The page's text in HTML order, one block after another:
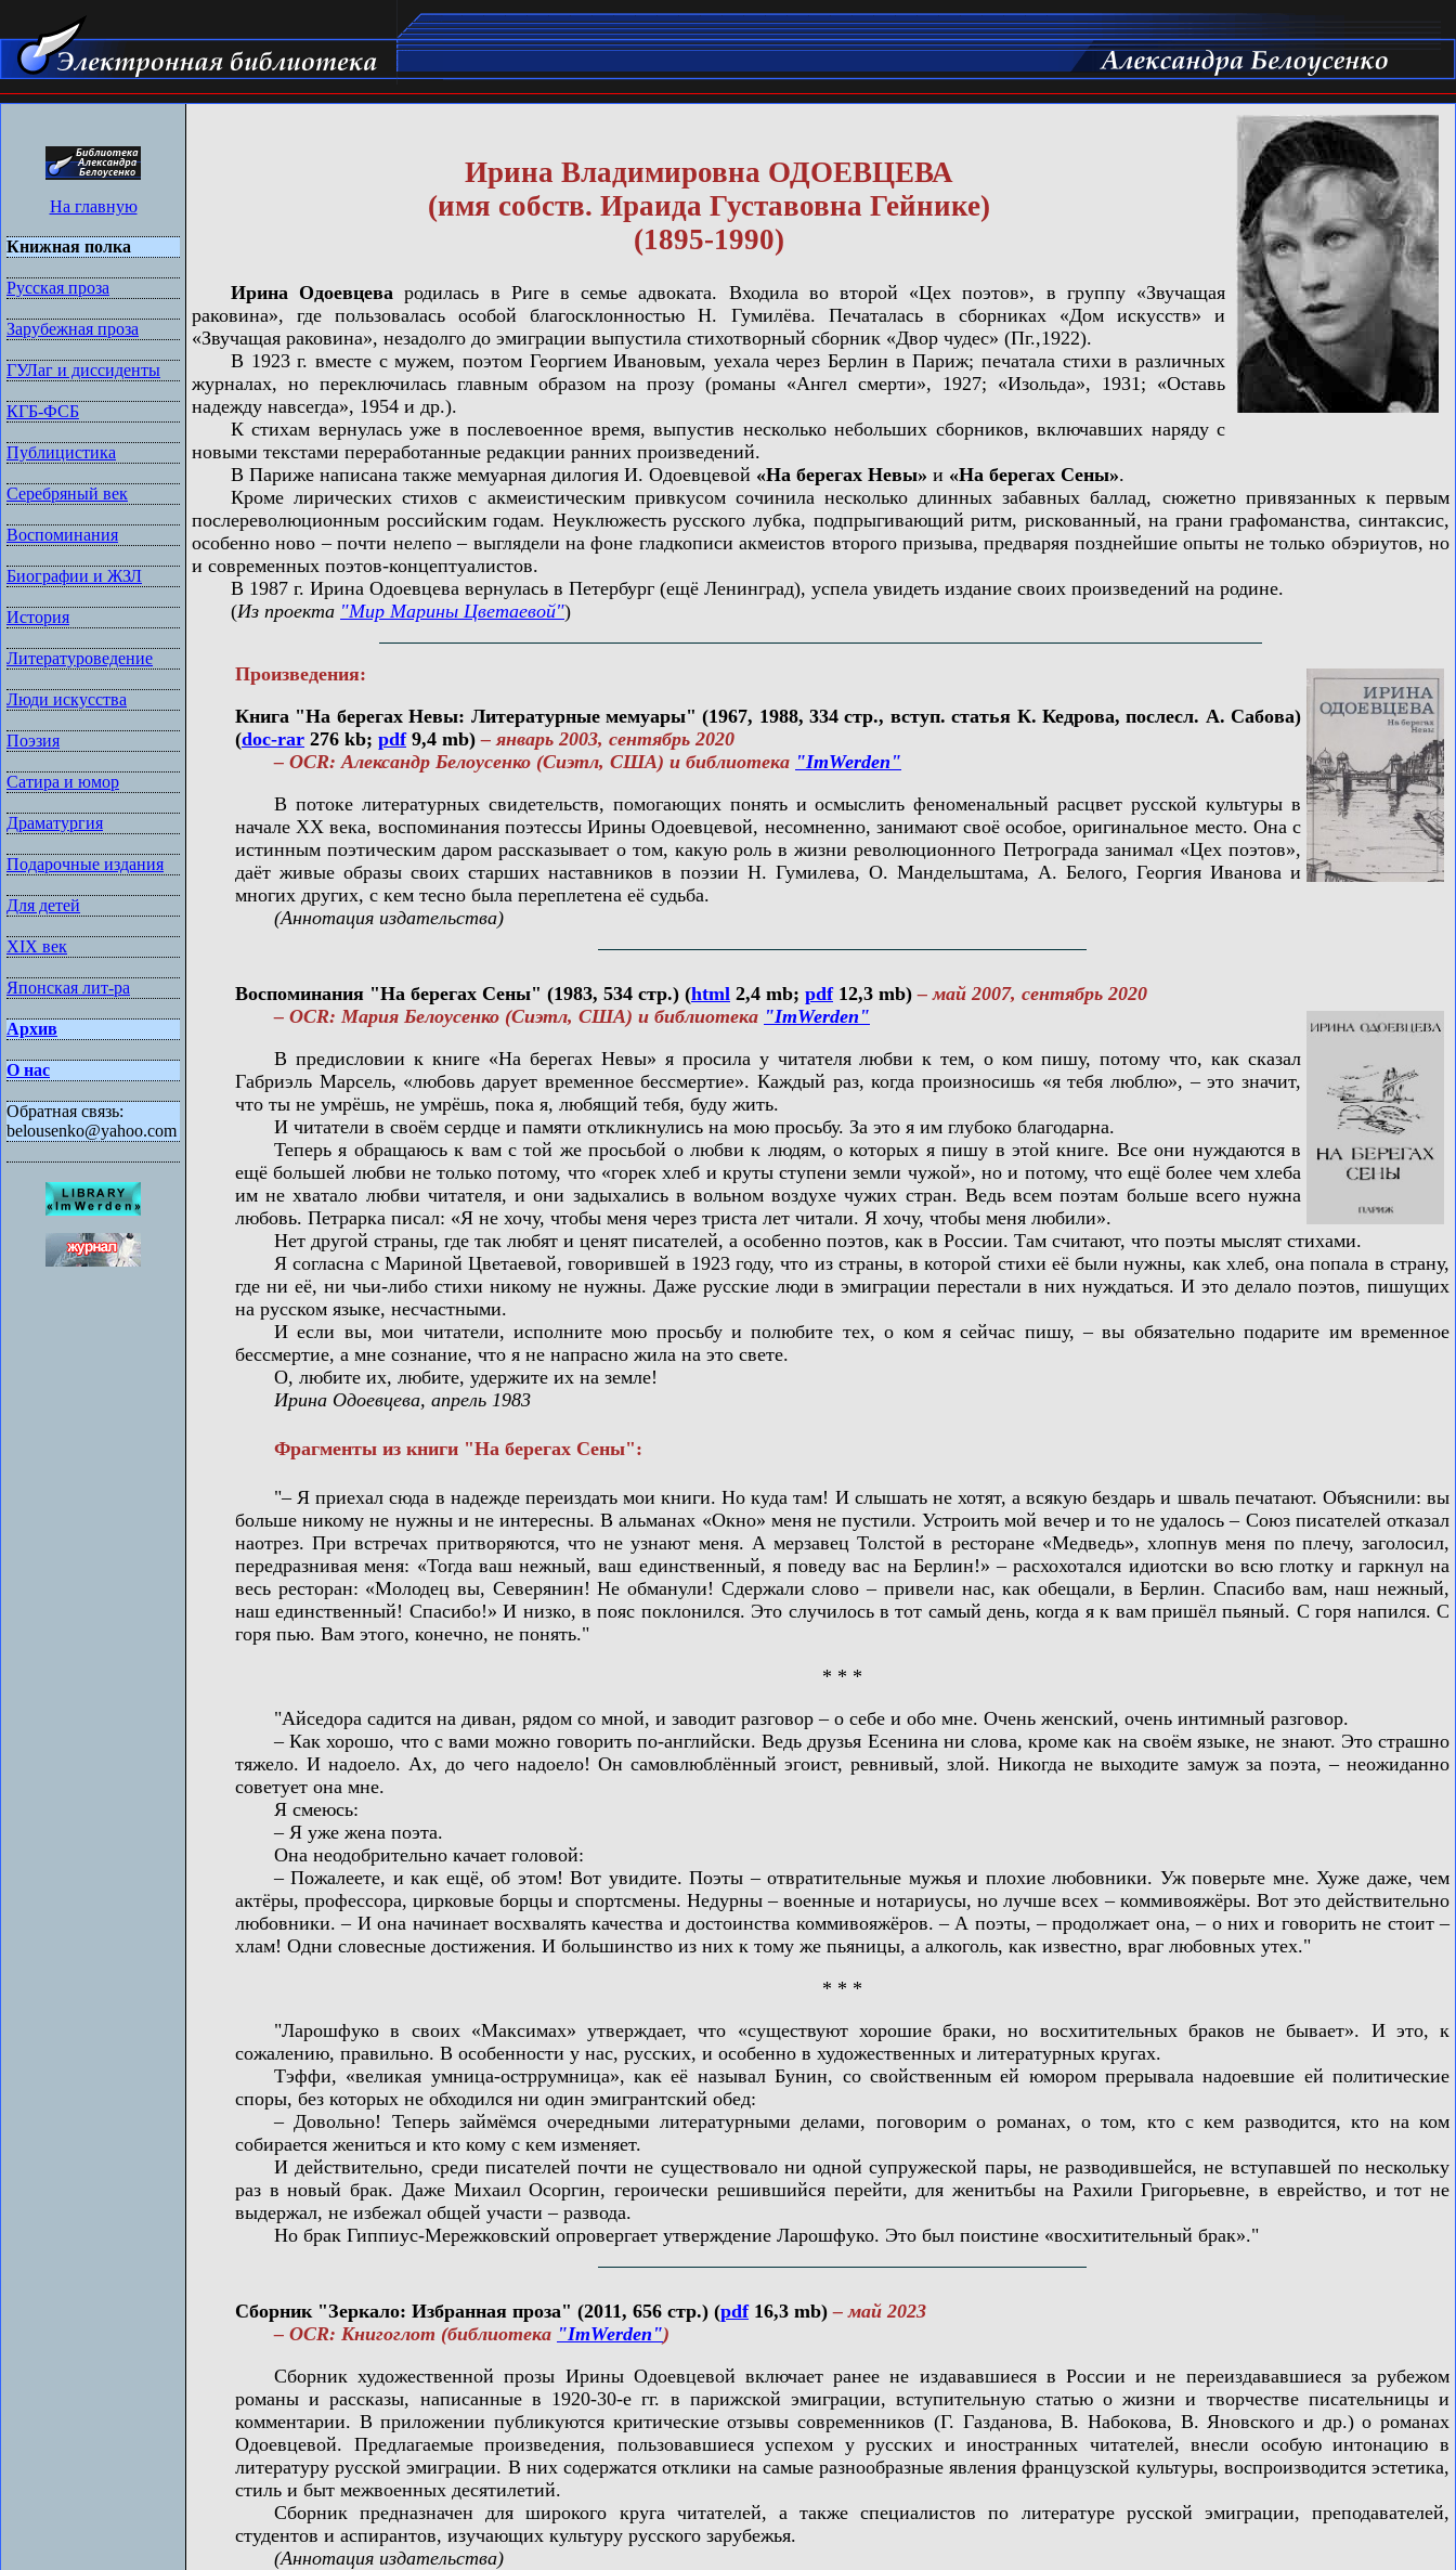
На главную
Книжная полка
Русская проза
Зарубежная проза
ГУЛаг и диссиденты
КГБ-ФСБ
Публицистика
Серебряный век
Воспоминания
Биографии и ЖЗЛ
История
Литературоведение
Люди искусства
Поэзия
Сатира и юмор
Драматургия
Подарочные издания
Для детей
XIX век
Японская лит-ра
Архив
О нас
Обратная связь:
belousenko@yahoo.com
Ирина Владимировна ОДОЕВЦЕВА
(имя собств. Ираида Густавовна Гейнике)
(1895-1990)
Ирина Одоевцева родилась в Риге в семье адвоката. Входила во второй «Цех поэтов», в группу «Звучащая
раковина», где пользовалась особой благосклонностью Н. Гумилёва. Печаталась в сборниках «Дом искусств» и
«Звучащая раковина», незадолго до эмиграции выпустила стихотворный сборник «Двор чудес» (Пг.,1922).
В 1923 г. вместе с мужем, поэтом Георгием Ивановым, уехала через Берлин в Париж; печатала стихи в различных
журналах, но переключилась главным образом на прозу (романы «Ангел смерти», 1927; «Изольда», 1931; «Оставь
надежду навсегда», 1954 и др.).
К стихам вернулась уже в послевоенное время, выпустив несколько небольших сборников, включавших наряду с
новыми текстами переработанные редакции ранних произведений.
В Париже написана также мемуарная дилогия И. Одоевцевой «На берегах Невы» и «На берегах Сены».
Кроме лирических стихов с акмеистическим привкусом сочинила несколько длинных забавных баллад, сюжетно привязанных к первым
послереволюционным российским годам. Неуклюжесть русского лубка, подпрыгивающий ритм, рискованный, на грани графоманства, синтаксис,
особенно ново – почти нелепо – выглядели на фоне гладкописи акмеистов второго призыва, предваряя позднейшие опыты не только обэриутов, но
и современных поэтов-концептуалистов.
В 1987 г. Ирина Одоевцева вернулась в Петербург (ещё Ленинград), успела увидеть издание своих произведений на родине.
(Из проекта "Мир Марины Цветаевой")
Произведения:
Книга "На берегах Невы: Литературные мемуары" (1967, 1988, 334 стр., вступ. статья К. Кедрова, послесл. А. Сабова)
(doc-rar 276 kb; pdf9,4 mb)– январь 2003, сентябрь 2020
– OCR: Александр Белоусенко (Сиэтл, США) и библиотека "ImWerden"
В потоке литературных свидетельств, помогающих понять и осмыслить феноменальный расцвет русской культуры в
начале XX века, воспоминания поэтессы Ирины Одоевцевой, несомненно, занимают своё особое, оригинальное место. Она с
истинным поэтическим даром рассказывает о том, какую роль в жизни революционного Петрограда занимал «Цех поэтов»,
даёт живые образы своих старших наставников в поэзии Н. Гумилева, О. Мандельштама, А. Белого, Георгия Иванова и
многих других, с кем тесно была переплетена её судьба.
(Аннотация издательства)
Воспоминания "На берегах Сены" (1983, 534 стр.) (html 2,4 mb; pdf12,3 mb) – май 2007, сентябрь 2020
– OCR: Мария Белоусенко (Сиэтл, США) и библиотека "ImWerden"
В предисловии к книге «На берегах Невы» я просила у читателя любви к тем, о ком пишу, потому что, как сказал
Габриэль Марсель, «любовь дарует временное бессмертие». Каждый раз, когда произносишь «я тебя люблю», – это значит,
что ты не умрёшь, не умрёшь, пока я, любящий тебя, буду жить.
И читатели в своём сердце и памяти откликнулись на мою просьбу. За это я им глубоко благодарна.
Теперь я обращаюсь к вам с той же просьбой о любви к людям, о которых я пишу в этой книге. Все они нуждаются в
ещё большей любви не только потому, что «горек хлеб и круты ступени земли чужой», но и потому, что ещё более чем хлеба
им не хватало любви читателя, и они задыхались в вольном воздухе чужих стран. Ведь всем поэтам больше всего нужна
любовь. Петрарка писал: «Я не хочу, чтобы меня через триста лет читали. Я хочу, чтобы меня любили».
Нет другой страны, где так любят и ценят писателей, а особенно поэтов, как в России. Там считают, что поэты мыслят стихами.
Я согласна с Мариной Цветаевой, говорившей в 1923 году, что из страны, в которой стихи её были нужны, как хлеб, она попала в страну,
где ни её, ни чьи-либо стихи никому не нужны. Даже русские люди в эмиграции перестали в них нуждаться. И это делало поэтов, пишущих
на русском языке, несчастными.
И если вы, мои читатели, исполните мою просьбу и полюбите тех, о ком я сейчас пишу, – вы обязательно подарите им временное
бессмертие, а мне сознание, что я не напрасно жила на это свете.
О, любите их, любите, удержите их на земле!
Ирина Одоевцева, апрель 1983
Фрагменты из книги "На берегах Сены":
"– Я приехал сюда в надежде переиздать мои книги. Но куда там! И слышать не хотят, а всякую бездарь и шваль печатают. Объяснили: вы
больше никому не нужны и не интересны. В альманах «Окно» меня не пустили. Устроить мой вечер и то не удалось – Союз писателей отказал
наотрез. При встречах притворяются, что не узнают меня. А мерзавец Толстой в ресторане «Медведь», хлопнув меня по плечу, заголосил,
передразнивая меня: «Тогда ваш нежный, ваш единственный, я поведу вас на Берлин!» – расхохотался идиотски во всю глотку и гаркнул на
весь ресторан: «Молодец вы, Северянин! Не обманули! Сдержали слово – привели нас, как обещали, в Берлин. Спасибо вам, наш нежный,
наш единственный! Спасибо!» И низко, в пояс поклонился. Это случилось в тот самый день, когда я к вам пришёл пьяный. С горя напился. С
горя пью. Вам этого, конечно, не понять."
* * *
"Айседора садится на диван, рядом со мной, и заводит разговор – о себе и обо мне. Очень женский, очень интимный разговор.
– Как хорошо, что с вами можно говорить по-английски. Ведь друзья Есенина ни слова, кроме как на своём языке, не знают. Это страшно
тяжело. И надоело. Ах, до чего надоело! Он самовлюблённый эгоист, ревнивый, злой. Никогда не выходите замуж за поэта, – неожиданно
советует она мне.
Я смеюсь:
– Я уже жена поэта.
Она неодобрительно качает головой:
– Пожалеете, и как ещё, об этом! Вот увидите. Поэты – отвратительные мужья и плохие любовники. Уж поверьте мне. Хуже даже, чем
актёры, профессора, цирковые борцы и спортсмены. Недурны – военные и нотариусы, но лучше всех – коммивояжёры. Вот это действительно
любовники. – И она начинает восхвалять качества и достоинства коммивояжёров. – А поэты, – продолжает она, – о них и говорить не стоит –
хлам! Одни словесные достижения. И большинство из них к тому же пьяницы, а алкоголь, как известно, враг любовных утех."
* * *
"Ларошфуко в своих «Максимах» утверждает, что «существуют хорошие браки, но восхитительных браков не бывает». И это, к
сожалению, правильно. В особенности у нас, русских, и особенно в художественных и литературных кругах.
Тэффи, «великая умница-остррумница», как её называл Бунин, со свойственным ей юмором прерывала надоевшие ей политические
споры, без которых не обходился ни один эмигрантский обед:
– Довольно! Теперь займёмся очередными литературными делами, поговорим о романах, о том, кто с кем разводится, кто на ком
собирается жениться и кто кому с кем изменяет.
И действительно, среди писателей почти не существовало ни одной супружеской пары, не разводившейся, не вступавшей по нескольку
раз в новый брак. Даже Михаил Осоргин, героически решившийся перейти, для женитьбы на Рахили Григорьевне, в еврейство, и тот не
выдержал, не избежал общей участи – развода.
Но брак Гиппиус-Мережковский опровергает утверждение Ларошфуко. Это был поистине «восхитительный брак»."
Сборник "Зеркало: Избранная проза" (2011, 656 стр.) (pdf16,3 mb)– май 2023
– OCR: Книгоглот (библиотека "ImWerden")
Сборник художественной прозы Ирины Одоевцевой включает ранее не издававшиеся в России и не переиздававшиеся за рубежом
романы и рассказы, написанные в 1920-30-е гг. в парижской эмиграции, вступительную статью о жизни и творчестве писательницы и
комментарии. В приложении публикуются критические отзывы современников (Г. Газданова, В. Набокова, В. Яновского и др.) о романах
Одоевцевой. Предлагаемые произведения, пользовавшиеся успехом у русских и иностранных читателей, внесли особую интонацию в
литературу русской эмиграции. В них содержатся отклики на самые разнообразные явления французской культуры, воспроизводится эстетика,
стиль и быт межвоенных десятилетий.
Сборник предназначен для широкого круга читателей, а также специалистов по литературе русской эмиграции, преподавателей,
студентов и аспирантов, изучающих культуру русского зарубежья.
(Аннотация издательства)